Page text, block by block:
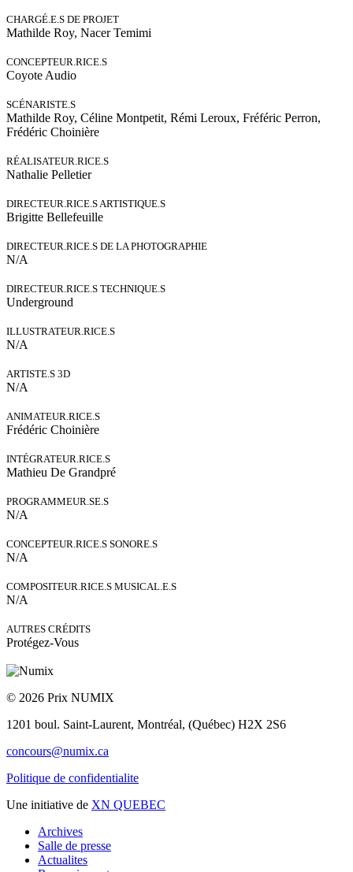
CHARGÉ.E.S DE PROJET
Mathilde Roy, Nacer Temimi
CONCEPTEUR.RICE.S
Coyote Audio
SCÉNARISTE.S
Mathilde Roy, Céline Montpetit, Rémi Leroux, Fréféric Perron,
Frédéric Choinière
RÉALISATEUR.RICE.S
Nathalie Pelletier
DIRECTEUR.RICE.S ARTISTIQUE.S
Brigitte Bellefeuille
DIRECTEUR.RICE.S DE LA PHOTOGRAPHIE
N/A
DIRECTEUR.RICE.S TECHNIQUE.S
Underground
ILLUSTRATEUR.RICE.S
N/A
ARTISTE.S 3D
N/A
ANIMATEUR.RICE.S
Frédéric Choinière
INTÉGRATEUR.RICE.S
Mathieu De Grandpré
PROGRAMMEUR.SE.S
N/A
CONCEPTEUR.RICE.S SONORE.S
N/A
COMPOSITEUR.RICE.S MUSICAL.E.S
N/A
AUTRES CRÉDITS
Protégez-Vous
© 2026 Prix NUMIX
1201 boul. Saint-Laurent, Montréal, (Québec) H2X 2S6
concours@numix.ca
Politique de confidentialite
Une initiative de XN QUEBEC
Archives
Salle de presse
Actualites